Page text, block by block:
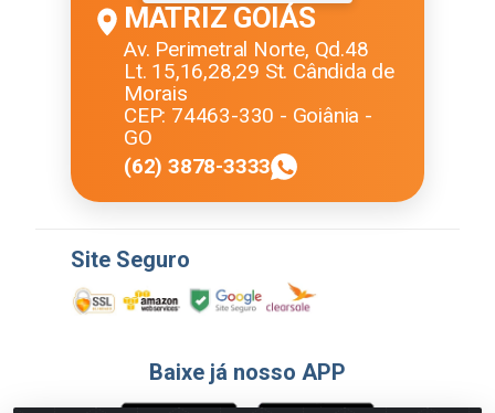
MATRIZ GOIÁS
Av. Perimetral Norte, Qd.48
Lt. 15,16,28,29 St. Cândida de
Morais
CEP: 74463-330 - Goiânia -
GO
(62) 3878-3333
Site Seguro
Baixe já nosso APP